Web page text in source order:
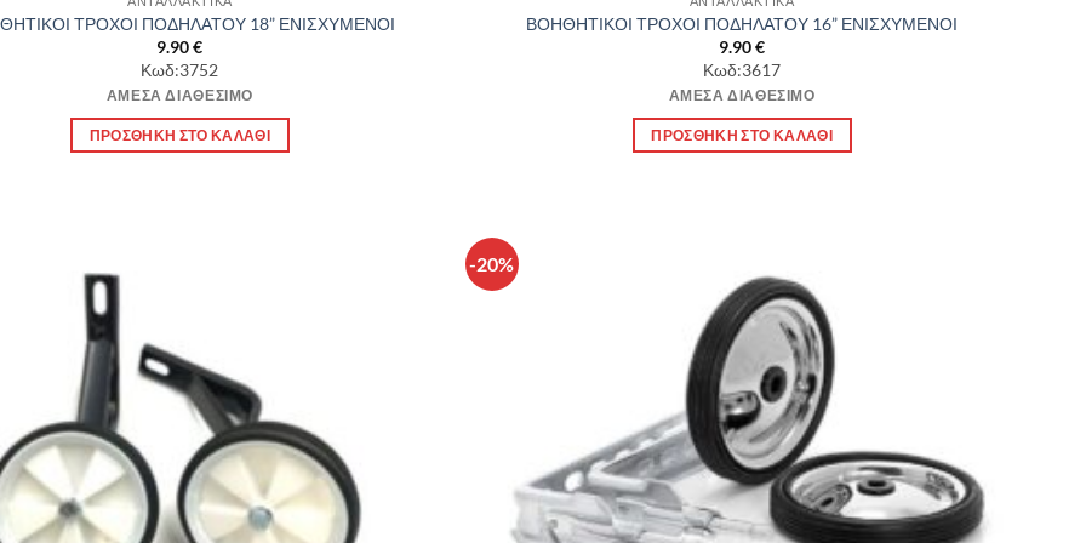
ΤΡΟΧΟΙ ΠΟΔΗΛΑΤΟΥ 18” ΕΝΙΣΧΥΜΕΝΟΙ
9.90€
Κωδ:3752
ΆΜΕΣΑ ΔΙΑΘΈΣΙΜΟ
ΠΡΟΣΘΉΚΗ ΣΤΟ ΚΑΛΆΘΙ
ΒΟΗΘΗΤΙΚΟΙ ΤΡΟΧΟΙ ΠΟΔΗΛΑΤΟΥ 16” ΕΝΙΣΧΥΜΕΝΟΙ
9.90€
Κωδ:3617
ΆΜΕΣΑ ΔΙΑΘΈΣΙΜΟ
ΠΡΟΣΘΉΚΗ ΣΤΟ ΚΑΛΆΘΙ
-20%